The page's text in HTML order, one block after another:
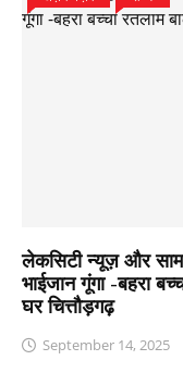
लेकसिटी न्यूज़ और
भाईजान गूंगा -बहरा
घर चित्तौड़गढ़
September 14, 2025